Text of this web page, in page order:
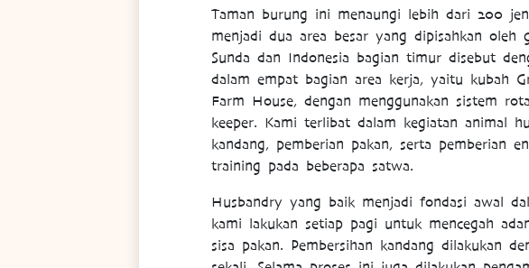
Taman burung ini menaungi lebih dari 200
menjadi dua area besar yang dipisahkan oleh
Sunda dan Indonesia bagian timur disebut
dalam empat bagian area kerja, yaitu kubah
Farm House, dengan menggunakan sistem
keeper. Kami terlibat dalam kegiatan animal
kandang, pemberian pakan, serta pemberian
training pada beberapa satwa.
Husbandry yang baik menjadi fondasi awal
kami lakukan setiap pagi untuk mencegah
sisa pakan. Pembersihan kandang dilakukan